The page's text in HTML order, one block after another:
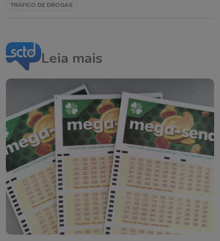
TRÁFICO DE DROGAS
Leia mais